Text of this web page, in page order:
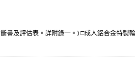
及評估表。詳附錄一。) □成人鋁合金特